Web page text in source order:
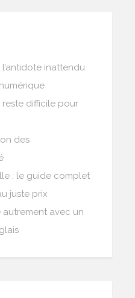
l’antidote inattendu
reste difficile pour
des
: le guide complet
juste prix
autrement avec un